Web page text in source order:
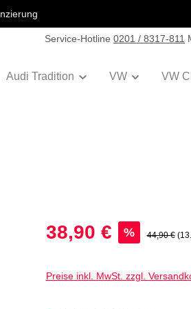
Service-Hotline 0201 / 8317-811
Audi Tradition VW VW
Verkaufspreis:
38,90 € % Regulärer
44,90 €
Preise inkl. MwSt. zzgl.